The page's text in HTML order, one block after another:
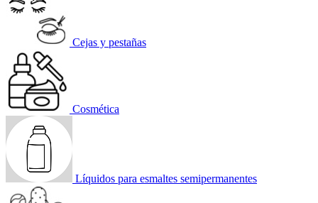
Cejas y pestañas
Cosmética
Líquidos para esmaltes semipermanentes